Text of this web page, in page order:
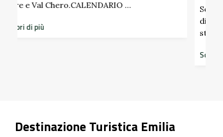
Scopri i profumi inaspettati di erbe e frutti
storico del Castello di Scipione …
Destinazione Turistica Emilia